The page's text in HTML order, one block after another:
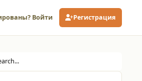
Войти Регистрация